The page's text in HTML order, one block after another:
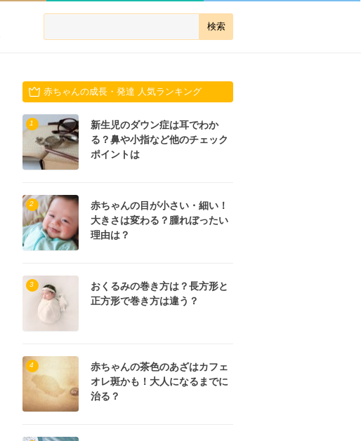
赤ちゃんの成長・発達 人気ランキング
1
新生児のダウン症は耳でわか
る？鼻や小指など他のチェック
ポイントは
2
赤ちゃんの目が小さい・細い！
大きさは変わる？腫れぼったい
理由は？
3
おくるみの巻き方は？長方形と
正方形で巻き方は違う？
4
赤ちゃんの茶色のあざはカフェ
オレ斑かも！大人になるまでに
治る？